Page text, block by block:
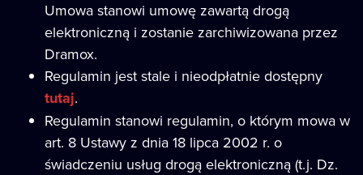
Umowa stanowi umowę zawartą drogą
elektroniczną i zostanie zarchiwizowana przez
Dramox.
Regulamin jest stale i nieodpłatnie dostępny
tutaj.
Regulamin stanowi regulamin, o którym mowa w
art. 8 Ustawy z dnia 18 lipca 2002 r. o
świadczeniu usług drogą elektroniczną (t.j. Dz.